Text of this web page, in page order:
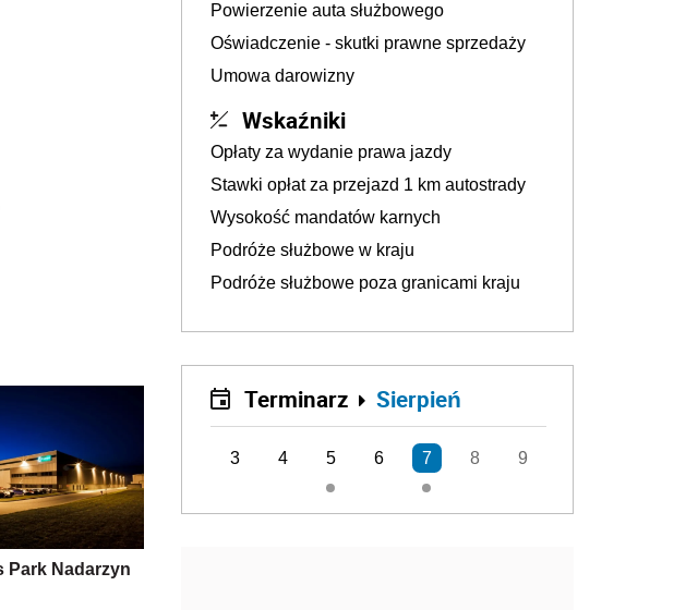
Park Nadarzyn
Powierzenie auta służbowego
Oświadczenie - skutki prawne sprzedaży
Umowa darowizny
Wskaźniki
Opłaty za wydanie prawa jazdy
Stawki opłat za przejazd 1 km autostrady
Wysokość mandatów karnych
Podróże służbowe w kraju
Podróże służbowe poza granicami kraju
Terminarz Sierpień
3 4 5 6 7 8 9